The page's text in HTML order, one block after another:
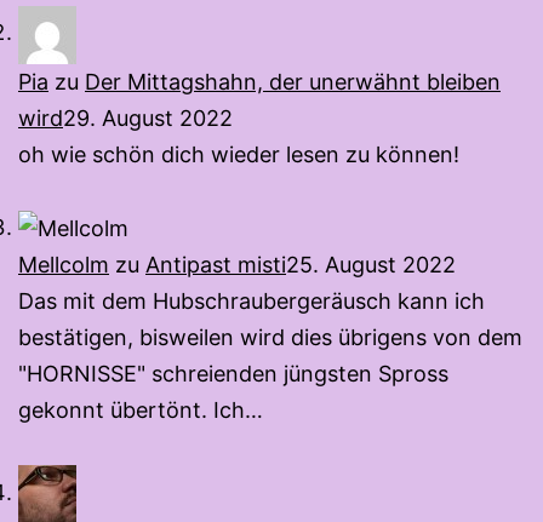
Pia zu Der Mittagshahn, der unerwähnt bleiben
wird29. August 2022
oh wie schön dich wieder lesen zu können!
Mellcolm zu Antipast misti25. August 2022
Das mit dem Hubschraubergeräusch kann ich
bestätigen, bisweilen wird dies übrigens von dem
"HORNISSE" schreienden jüngsten Spross
gekonnt übertönt. Ich…